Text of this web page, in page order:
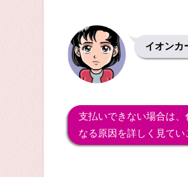
イオンカ
支払いできない場合は
なる原因を詳しく見てい